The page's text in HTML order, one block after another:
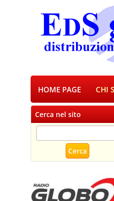
HOME PAGE CHI
Cerca nel sito